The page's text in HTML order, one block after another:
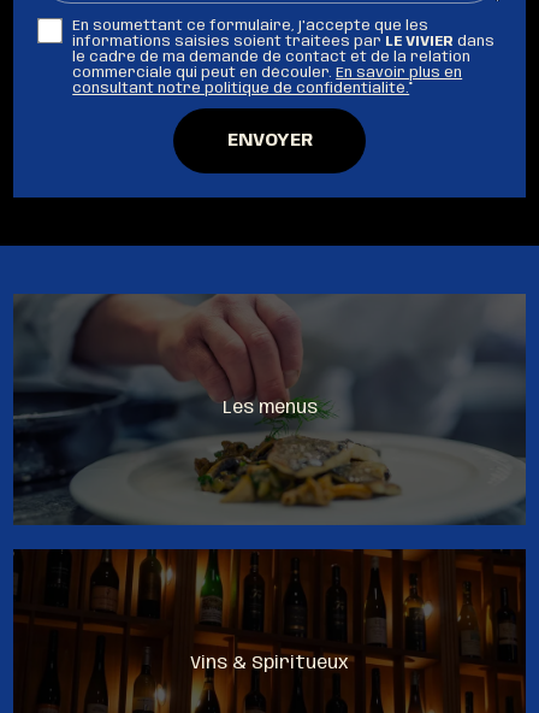
En soumettant ce formulaire, j'accepte que les
informations saisies soient traitées par LE VIVIER dans
le cadre de ma demande de contact et de la relation
commerciale qui peut en découler.En savoir plus en
consultant notre politique de confidentialité.*
Les menus
Vins & Spiritueux